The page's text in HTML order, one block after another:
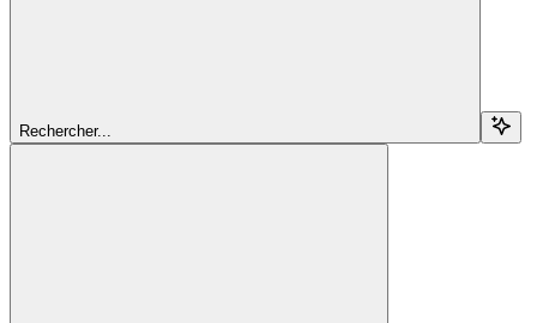
Rechercher...